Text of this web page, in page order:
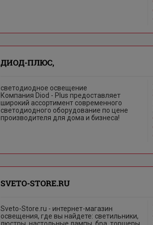
ДИОД-ПЛЮС,
cветодиодное освещение
Компания Diod - Plus предоставляет
широкий ассортимент современного
светодиодного оборудование по цене
производителя для дома и бизнеса!
SVETO-STORE.RU
Sveto-Store.ru - интернет-магазин
освещения, где вы найдете: светильники,